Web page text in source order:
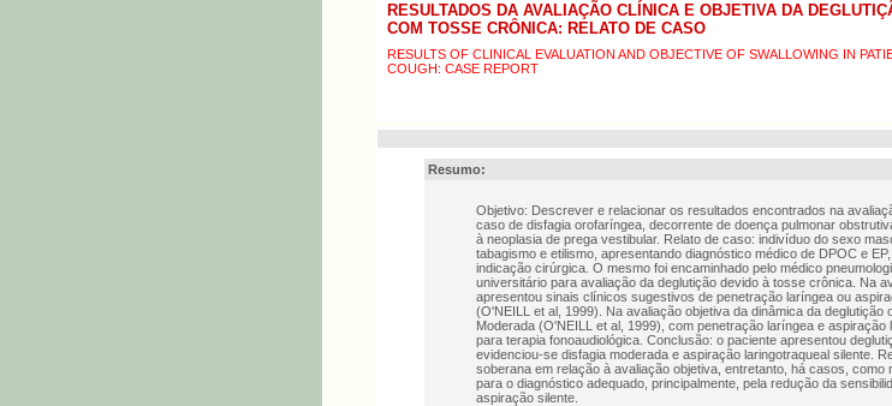
RESULTADOS DA AVALIAÇÃO CLÍNICA E OBJETIVA DA
COM TOSSE CRÔNICA: RELATO DE CASO
RESULTS OF CLINICAL EVALUATION AND OBJECTIVE OF SWALLOWING IN
COUGH: CASE REPORT
Resumo:
Objetivo: Descrever e relacionar os resultados encontrados na
caso de disfagia orofaríngea, decorrente de doença pulmonar
à neoplasia de prega vestibular. Relato de caso: indivíduo do sexo
tabagismo e etilismo, apresentando diagnóstico médico de DPOC e
indicação cirúrgica. O mesmo foi encaminhado pelo médico
universitário para avaliação da deglutição devido à tosse crônica. Na
apresentou sinais clínicos sugestivos de penetração laríngea ou
(O'NEILL et al, 1999). Na avaliação objetiva da dinâmica da
Moderada (O'NEILL et al, 1999), com penetração laríngea e
para terapia fonoaudiológica. Conclusão: o paciente apresentou
evidenciou-se disfagia moderada e aspiração laringotraqueal silente.
soberana em relação à avaliação objetiva, entretanto, há casos,
para o diagnóstico adequado, principalmente, pela redução da
aspiração silente.